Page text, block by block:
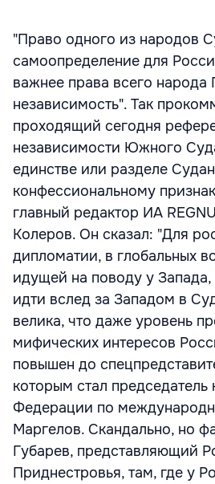
"Право одного из народов
самоопределение для
важнее права всего народа
независимость". Так
проходящий сегодня
независимости Южного
единстве или разделе
конфессиональному
главный редактор ИА
Колеров. Он сказал: "Для
дипломатии, в глобальных
идущей на поводу у
идти вслед за Западом в
велика, что даже уровень
мифических интересов
повышен до
которым стал председатель
Федерации по
Маргелов. Скандально, но
Губарев, представляющий
Приднестровья, там, где у